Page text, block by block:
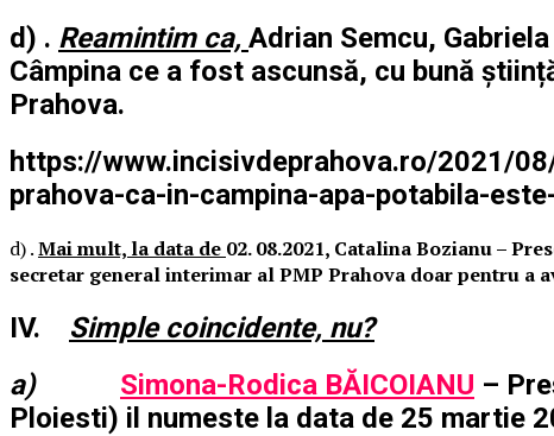
d) . Reamintim ca, Adrian Semcu,
Câmpina ce a fost ascunsă, cu bună
Prahova.
https://www.incisivdeprahova.ro/2021/
prahova-ca-in-campina-apa-potabila-
d) .Mai mult, la data de 02. 08.2021, Catalina Bozianu –
secretar general interimar al PMP Prahova doar pentru
IV. Simple coincidente, nu?
a) Simona-Rodica BĂICOIANU –
Ploiesti) il numeste la data de 25 martie